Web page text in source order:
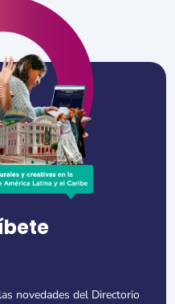
novedades del Directorio